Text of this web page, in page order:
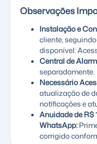
Observações
Instalação e
cliente,
disponível:
Central de
separadamente.
Necessário
atualização de
notificações e
Anuidade de R$
WhatsApp:
corrigido